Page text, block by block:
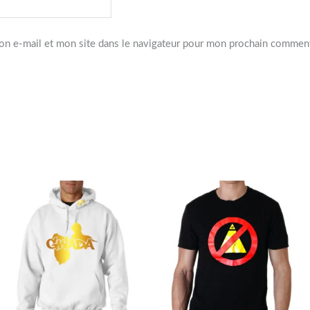
e-mail et mon site dans le navigateur pour mon prochain
Ce
produit
a
plusieurs
variations.
options
Ce
a
plusieurs
variations.